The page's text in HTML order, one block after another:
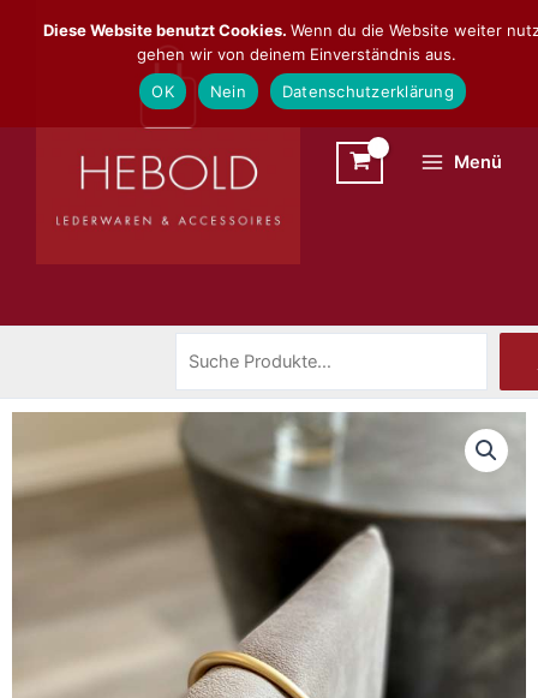
Inhalt
Menü
Diese Website benutzt Cookies. Wenn du die Website weiter
gehen wir von deinem Einverständnis aus.
OK
Nein Datenschutzerklärung